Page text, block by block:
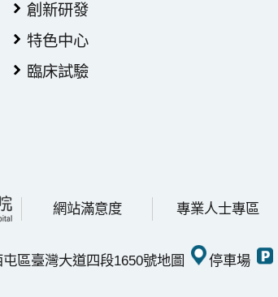
創新研發
特色中心
臨床試驗
網站滿意度 專業人士專區
區臺灣大道四段1650號地圖
停車場